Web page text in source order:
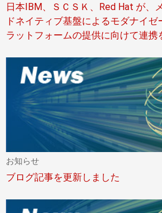
日本IBM、ＳＣＳＫ、Red Hat が、
ドネイティブ基盤によるモダナイ
ラットフォームの提供に向けて連携
お知らせ
ブログ記事を更新しました